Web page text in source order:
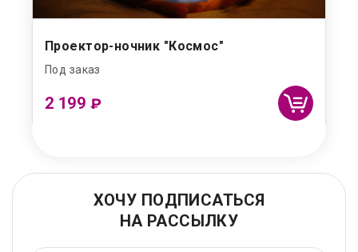
Проектор-ночник "Космос"
Под заказ
2 199 ₽
ХОЧУ ПОДПИСАТЬСЯ
НА РАССЫЛКУ